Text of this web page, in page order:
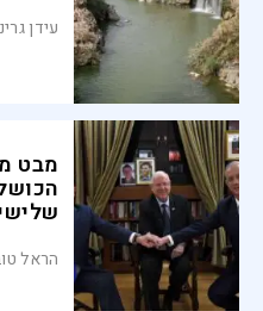
עידן
מבט
הראל